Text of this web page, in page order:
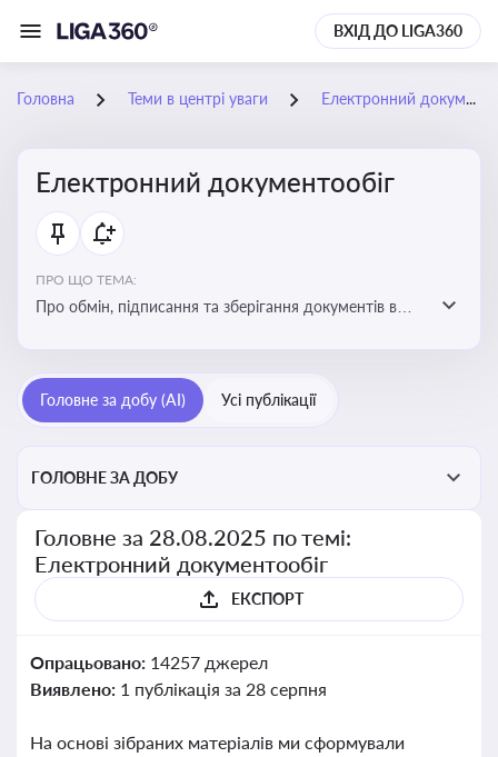
ВХІД ДО LIGA360
Головна Теми в центрі уваги Електронний документообіг
Електронний документообіг
ПРО ЩО ТЕМА:
Про обмін, підписання та зберігання документів в
Головне за добу (AI) Усі публікації
ГОЛОВНЕ ЗА ДОБУ
Головне за 28.08.2025 по темі:
Електронний документообіг
ЕКСПОРТ
Опрацьовано: 14257 джерел
Виявлено: 1 публікація за 28 серпня
На основі зібраних матеріалів ми сформували